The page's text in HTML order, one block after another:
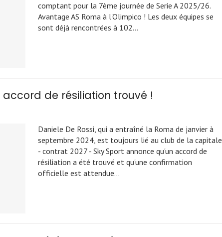
comptant pour la 7ème journée de Serie A 2025/26.
Avantage AS Roma à l'Olimpico ! Les deux équipes se
sont déjà rencontrées à 102…
accord de résiliation trouvé !
Daniele De Rossi, qui a entraîné la Roma de janvier à
septembre 2024, est toujours lié au club de la capitale
- contrat 2027 - Sky Sport annonce qu'un accord de
résiliation a été trouvé et qu'une confirmation
officielle est attendue…